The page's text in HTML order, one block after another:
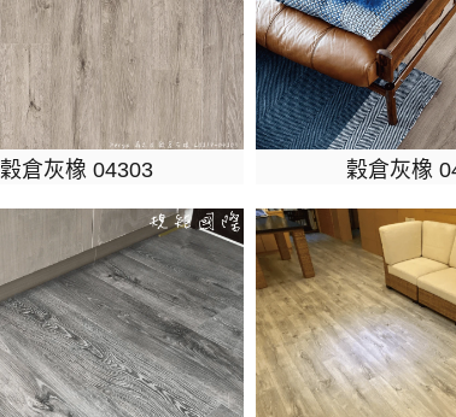
穀倉灰橡 04303 穀倉灰橡